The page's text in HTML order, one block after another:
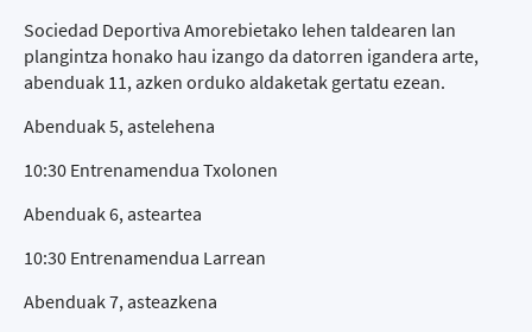
Sociedad Deportiva Amorebietako lehen taldearen lan
plangintza honako hau izango da datorren igandera arte,
abenduak 11, azken orduko aldaketak gertatu ezean.
Abenduak 5, astelehena
10:30 Entrenamendua Txolonen
Abenduak 6, asteartea
10:30 Entrenamendua Larrean
Abenduak 7, asteazkena